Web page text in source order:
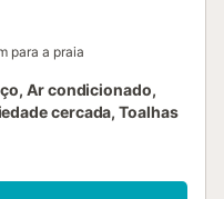
para a praia
Ar condicionado,
cercada, Toalhas